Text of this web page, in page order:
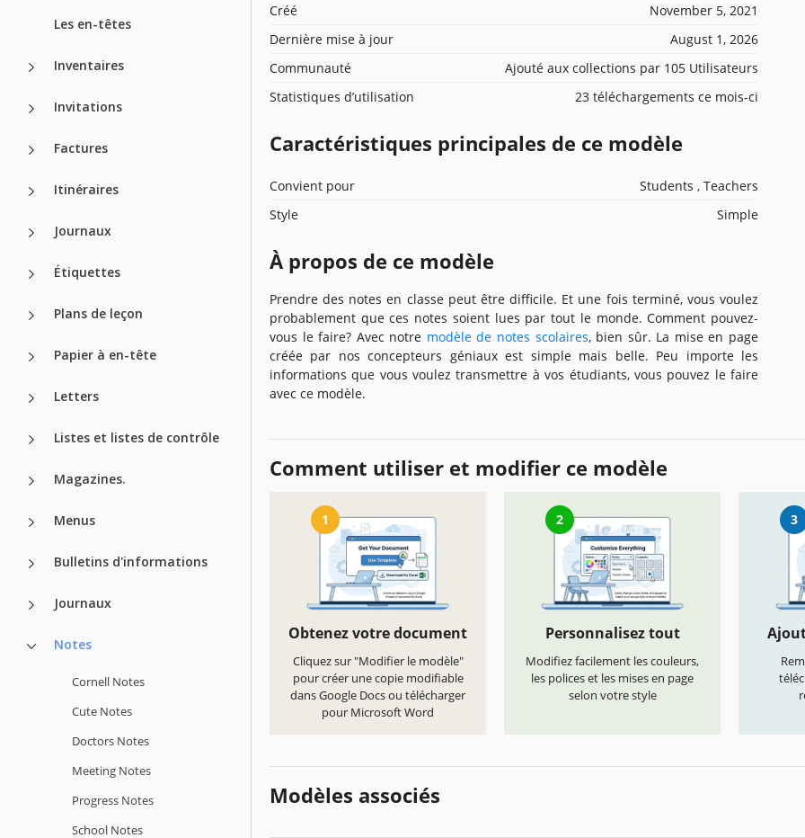
Les en-têtes
Inventaires
Invitations
Factures
Itinéraires
Journaux
Étiquettes
Plans de leçon
Papier à en-tête
Letters
Listes et listes de contrôle
Magazines.
Menus
Bulletins d'informations
Journaux
Notes
Cornell Notes
Cute Notes
Doctors Notes
Meeting Notes
Progress Notes
School Notes
Créé
November 5, 2021
Dernière mise à jour
August 1, 2026
Communauté
Ajouté aux collections par 105 Utilisateurs
Statistiques d’utilisation
23 téléchargements ce mois-ci
Caractéristiques principales de ce modèle
Convient pour
Students , Teachers
Style
Simple
À propos de ce modèle
Prendre des notes en classe peut être difficile. Et une fois terminé, vous voulez
probablement que ces notes soient lues par tout le monde. Comment pouvez-
vous le faire? Avec notre modèle de notes scolaires, bien sûr. La mise en page
créée par nos concepteurs géniaux est simple mais belle. Peu importe les
informations que vous voulez transmettre à vos étudiants, vous pouvez le faire
avec ce modèle.
Comment utiliser et modifier ce modèle
1
Obtenez votre document
Cliquez sur "Modifier le modèle"
pour créer une copie modifiable
dans Google Docs ou télécharger
pour Microsoft Word
2
Personnalisez tout
Modifiez facilement les couleurs,
les polices et les mises en page
selon votre style
3
Modèles associés